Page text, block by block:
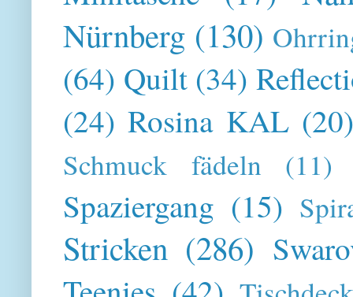
Nürnberg (130)
(64) Quilt (34)
(24) Rosina KAL
Schmuck fädeln (11)
Spaziergang (15)
Stricken (286)